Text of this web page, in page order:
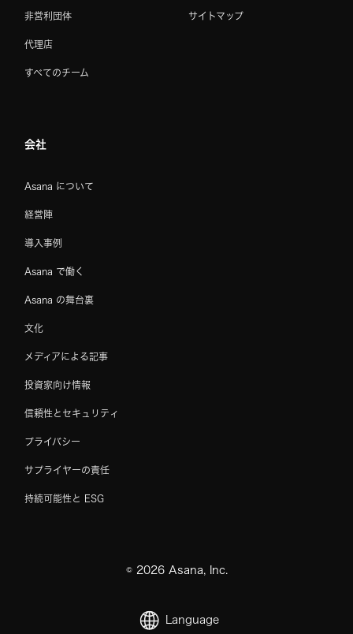
非営利団体
代理店
すべてのチーム
サイトマップ
会社
Asana について
経営陣
導入事例
Asana で働く
Asana の舞台裏
文化
メディアによる記事
投資家向け情報
信頼性とセキュリティ
プライバシー
サプライヤーの責任
持続可能性と ESG
© 2026Asana, Inc.
Language